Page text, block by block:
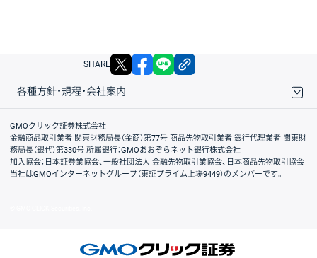
SHARE X facebook
各種方針・規程・会社案内
取引規程・約款
サイトマップ
その他のご案内
個人情報保護方針
最良執行方針
サイトのご利用について
ディスクレイマー
信託保全
リスク説明
会社案内
GMOクリック証券株式会社
金融商品取引業者 関東財務局長（金商）第77号 商品先物取引業者 銀行代理業者 関東財
務局長（銀代）第330号 所属銀行：GMOあおぞらネット銀行株式会社
加入協会：日本証券業協会、一般社団法人 金融先物取引業協会、日本商品先物取引協会
当社はGMOインターネットグループ（東証プライム上場9449）のメンバーです。